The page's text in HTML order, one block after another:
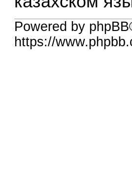
Powered by
https://